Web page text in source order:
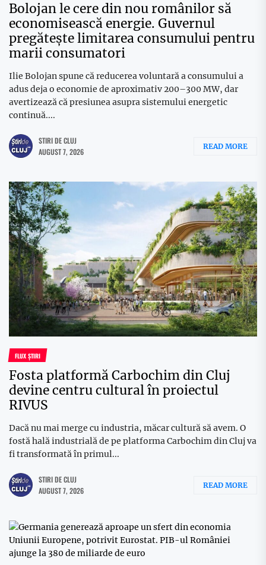
Bolojan le cere din nou românilor să
economisească energie. Guvernul
pregătește limitarea consumului pentru
marii consumatori
Ilie Bolojan spune că reducerea voluntară a consumului a
adus deja o economie de aproximativ 200–300 MW, dar
avertizează că presiunea asupra sistemului energetic
continuă....
STIRI DE CLUJ
AUGUST 7, 2026
READ MORE
FLUX ȘTIRI
Fosta platformă Carbochim din Cluj
devine centru cultural în proiectul
RIVUS
Dacă nu mai merge cu industria, măcar cultură să avem. O
fostă hală industrială de pe platforma Carbochim din Cluj va
fi transformată în primul...
STIRI DE CLUJ
AUGUST 7, 2026
READ MORE